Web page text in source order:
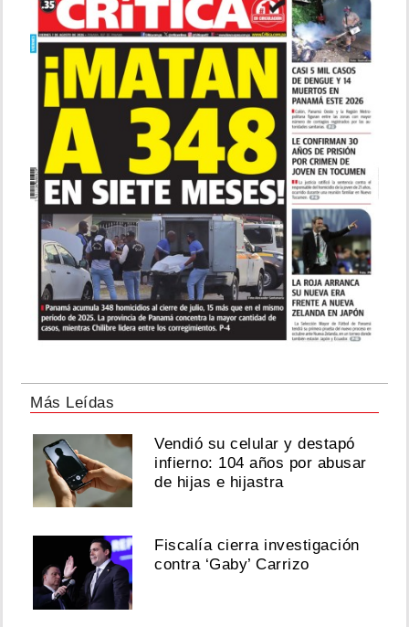
Más Leídas
Vendió su celular y destapó
infierno: 104 años por abusar
de hijas e hijastra
Fiscalía cierra investigación
contra ‘Gaby’ Carrizo